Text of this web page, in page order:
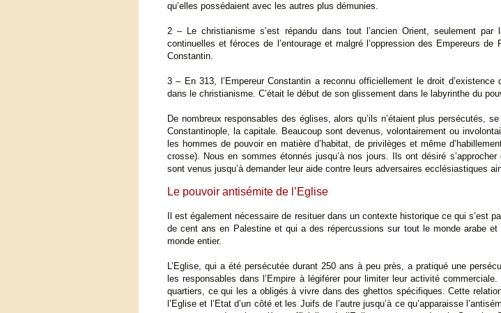
qu’elles possédaient avec les autres plus démunies.
2 – Le christianisme s’est répandu dans tout l’ancien Orient, seulement
continuelles et féroces de l’entourage et malgré l’oppression des Empereurs
Constantin.
3 – En 313, l’Empereur Constantin a reconnu officiellement le droit
dans le christianisme. C’était le début de son glissement dans le labyrinthe du
De nombreux responsables des églises, alors qu’ils n’étaient plus persécutés,
Constantinople, la capitale. Beaucoup sont devenus, volontairement ou
les hommes de pouvoir en matière d’habitat, de privilèges et même
crosse). Nous en sommes étonnés jusqu’à nos jours. Ils ont désiré
sont venus jusqu’à demander leur aide contre leurs adversaires ecclésiastiques
Le pouvoir antisémite de l’Eglise
Il est également nécessaire de resituer dans un contexte historique ce qui s’est
de cent ans en Palestine et qui a des répercussions sur tout le monde arabe
monde entier.
L’Eglise, qui a été persécutée durant 250 ans à peu près, a pratiqué une
les responsables dans l’Empire à légiférer pour limiter leur activité
quartiers, ce qui les a obligés à vivre dans des ghettos spécifiques. Cette
l’Eglise et l’Etat d’un côté et les Juifs de l’autre jusqu’à ce qu’apparaisse